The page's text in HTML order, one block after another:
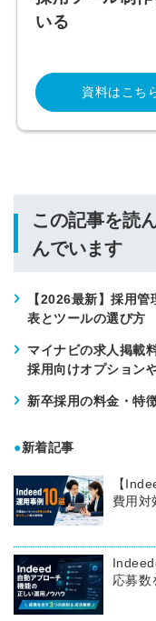
いる
資料はこち
この記事を読
んでいます
【2026最新】採用
表とツールの選び方
マイナビの求人掲載
採用向けオプション
新卒採用の料金・特
●新着記事
【
費用対
応募数